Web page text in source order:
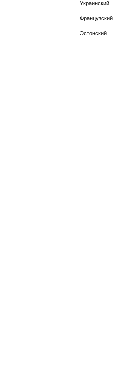
Украинский
Французский
Эстонский